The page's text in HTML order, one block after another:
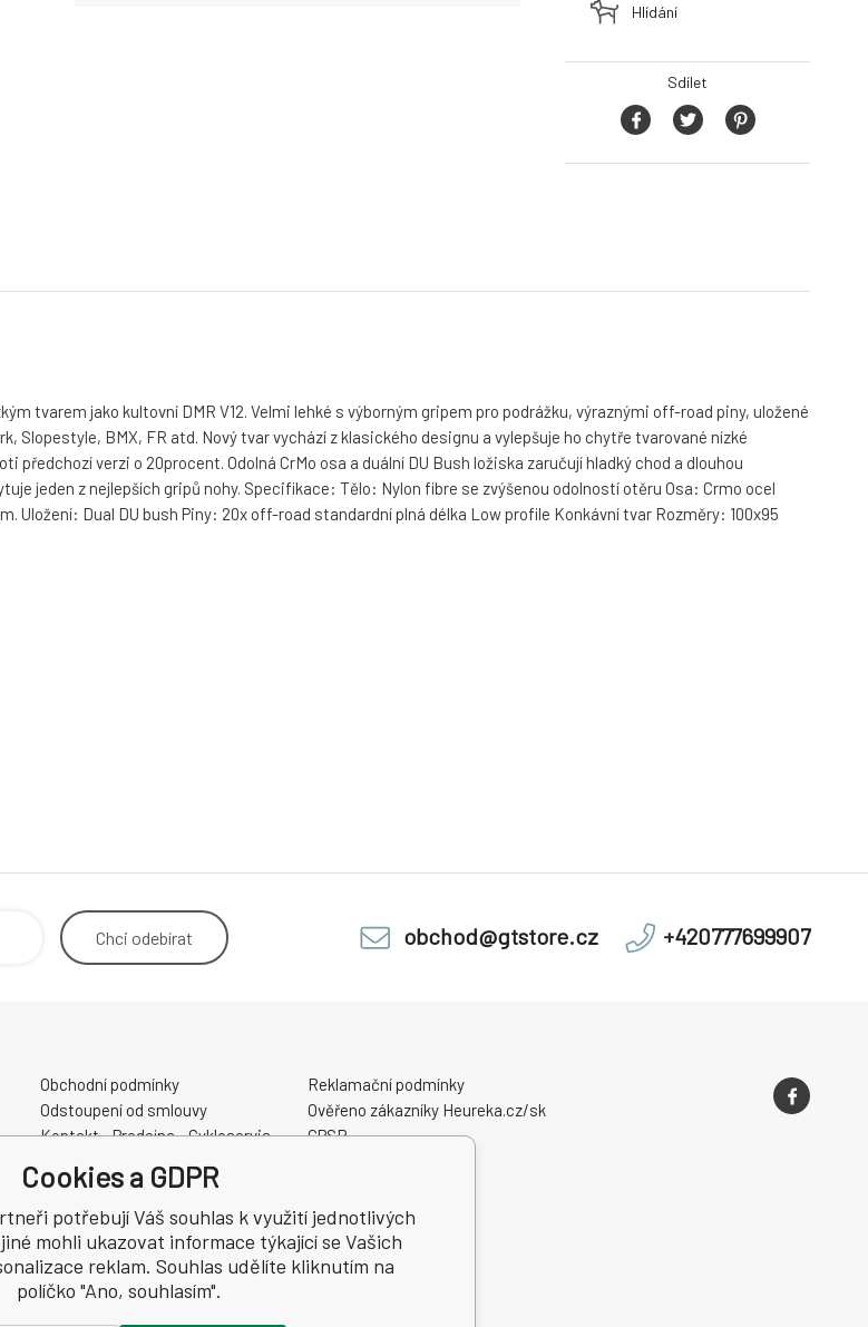
Hlídání
Sdílet
tvarem jako kultovní DMR V12. Velmi lehké s výborným gripem pro podrážku, výraznými off-road piny, uložené
Slopestyle, BMX, FR atd. Nový tvar vychází z klasického designu a vylepšuje ho chytře tvarované nízké
verzi o 20procent. Odolná CrMo osa a duální DU Bush ložiska zaručují hladký chod a dlouhou
jeden z nejlepších gripů nohy. Specifikace: Tělo: Nylon fibre se zvýšenou odolností otěru Osa: Crmo ocel
Dual DU bush Piny: 20x off-road standardní plná délka Low profile Konkávní tvar Rozměry: 100x95
Chci odebírat obchod@gtstore.cz +420777699907
Obchodní podmínky
Odstoupení od smlouvy
Kontakt - Prodejna - Cykloservis
Slevové a dárkové poukazy
Elektrokola AKUMO.cz
Reklamační podmínky
Ověřeno zákazníky Heureka.cz/sk
GPSR
Cookies a GDPR
potřebují Váš souhlas k využití jednotlivých
mohli ukazovat informace týkající se Vašich
reklam. Souhlas udělíte kliknutím na
políčko "Ano, souhlasím".